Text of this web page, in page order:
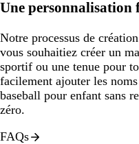
Une personnalisation
Notre processus de
vous souhaitiez créer un
sportif ou une tenue pour
facilement ajouter les
baseball pour enfant sans
zéro.
FAQs